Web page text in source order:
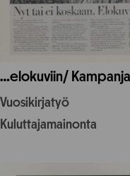
…elokuviin/ Kampanja
Vuosikirjatyö
Kuluttajamainonta